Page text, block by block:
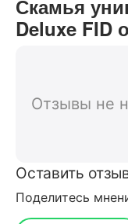
Скамья
Deluxe FID
Отзывы не
Оставить
Поделитесь